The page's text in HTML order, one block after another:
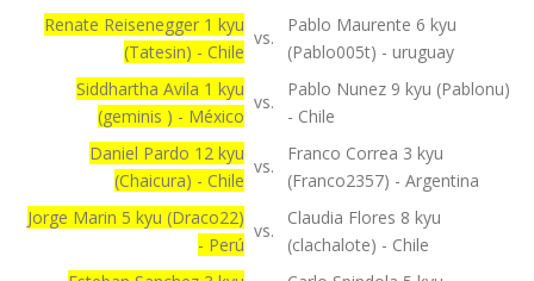
Renate Reisenegger 1 kyu
(Tatesin) - Chile
vs.
Pablo Maurente 6 kyu
(Pablo005t) - uruguay
Siddhartha Avila 1 kyu
(geminis ) - México
vs.
Pablo Nunez 9 kyu (Pablonu)
- Chile
Daniel Pardo 12 kyu
(Chaicura) - Chile
vs.
Franco Correa 3 kyu
(Franco2357) - Argentina
Jorge Marin 5 kyu (Draco22)
- Perú
vs.
Claudia Flores 8 kyu
(clachalote) - Chile